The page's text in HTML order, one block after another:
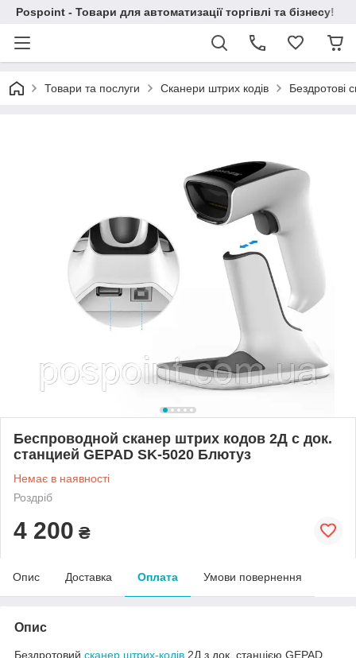
Pospoint - Товари для автоматизації торгівлі та бізнесу!
Товари та послуги Сканери штрих кодів Бездротові
Беспроводной сканер штрих кодов 2Д с док.
станцией GEPAD SK-5020 Блютуз
Немає в наявності
Роздріб
4 200 ₴
Опис Доставка Оплата Умови повернення
Опис
Бездротовий сканер штрих-кодів 2Д з док. станцією GEPAD